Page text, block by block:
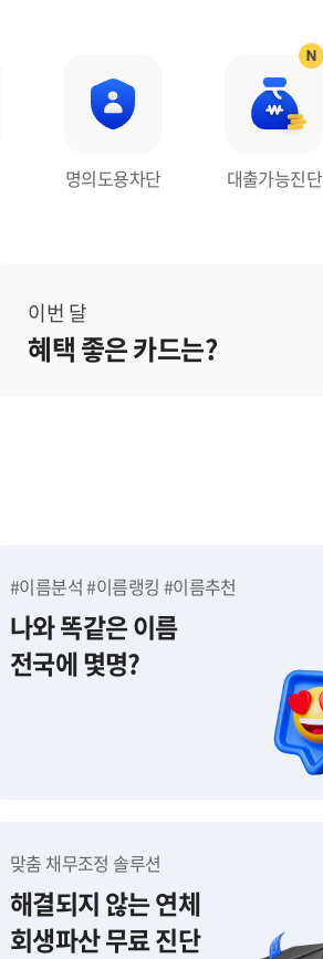
명의도용차단 대출가능진단
이번 달
혜택 좋은 카드는?
#이름분석 #이름랭킹 #이름추천
나와 똑같은 이름
전국에 몇명?
맞춤 채무조정 솔루션
해결되지 않는 연체
회생파산 무료 진단